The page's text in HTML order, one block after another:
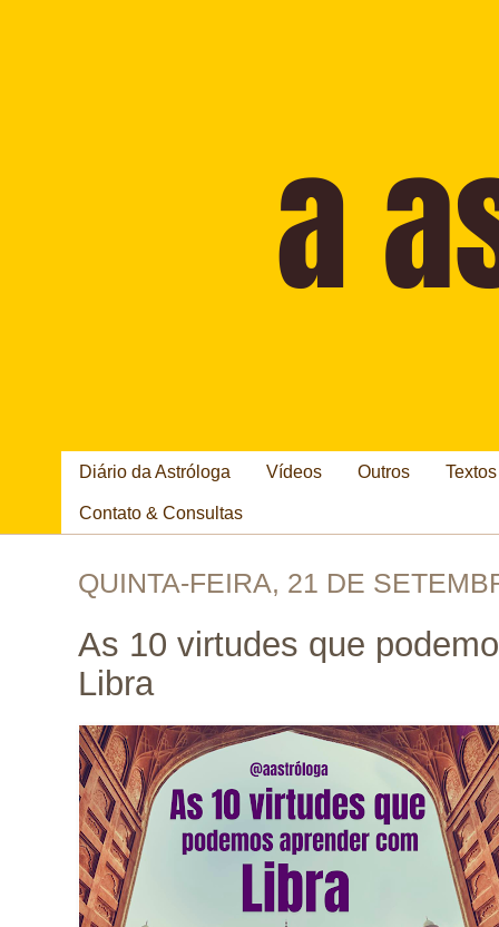
Diário da Astróloga Vídeos Outros
Contato & Consultas
QUINTA-FEIRA, 21 DE
As 10 virtudes que
Libra